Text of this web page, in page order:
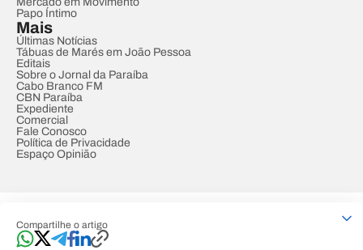
Compartilhe o artigo
Papo Íntimo
Mais
Últimas Notícias
Tábuas de Marés em João Pessoa
Editais
Sobre o Jornal da Paraíba
Cabo Branco FM
CBN Paraíba
Expediente
Comercial
Fale Conosco
Política de Privacidade
Espaço Opinião
Developed by Designed by